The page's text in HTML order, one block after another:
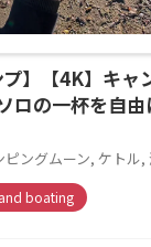
】【4K】キャ
ロの一杯を自
ピングムーン, ケトル,
boating